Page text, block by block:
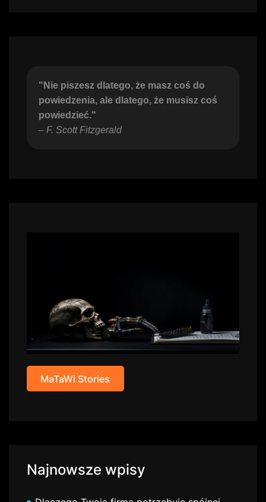
"Nie piszesz dlatego, że masz coś do
powiedzenia, ale dlatego, że musisz coś
powiedzieć."
– F. Scott Fitzgerald
MaTaWi Stories
Najnowsze wpisy